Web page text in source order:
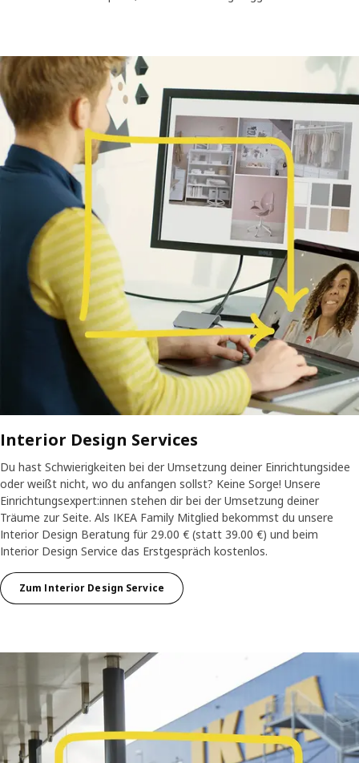
Interior Design Services
Du hast Schwierigkeiten bei der Umsetzung deiner Einrichtungsidee
oder weißt nicht, wo du anfangen sollst? Keine Sorge! Unsere
Einrichtungsexpert:innen stehen dir bei der Umsetzung deiner
Träume zur Seite. Als IKEA Family Mitglied bekommst du unsere
Interior Design Beratung für 29.00 € (statt 39.00 €) und beim
Interior Design Service das Erstgespräch kostenlos.
Zum Interior Design Service